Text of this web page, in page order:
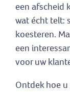
een afscheid
wat écht telt:
koesteren.
een
voor uw
Ontdek hoe